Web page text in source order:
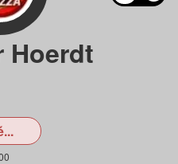
Hoerdt